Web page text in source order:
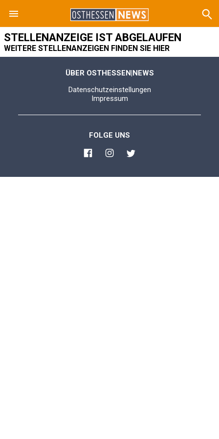
STELLENANZEIGE IST ABGELAUFEN
WEITERE STELLENANZEIGEN FINDEN SIE HIER
ÜBER OSTHESSEN|NEWS
Datenschutzeinstellungen
Impressum
FOLGE UNS